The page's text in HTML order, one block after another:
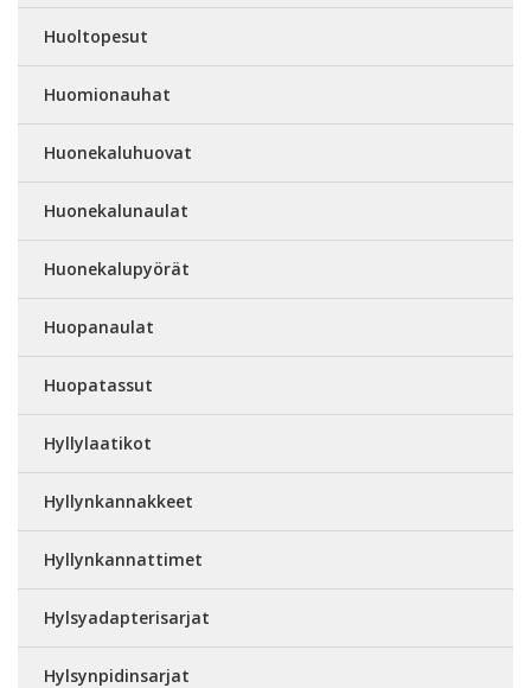
Huoltopesut
Huomionauhat
Huonekaluhuovat
Huonekalunaulat
Huonekalupyörät
Huopanaulat
Huopatassut
Hyllylaatikot
Hyllynkannakkeet
Hyllynkannattimet
Hylsyadapterisarjat
Hylsynpidinsarjat